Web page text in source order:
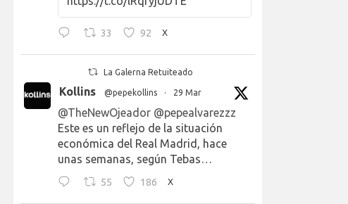
33 92 X
La Galerna Retuiteado
Kollins @pepekollins · 29 Mar
@TheNewOjeador @pepealvarezzz
Este es un reflejo de la situación
económica del Real Madrid, hace
unas semanas, según Tebas…
55 186 X